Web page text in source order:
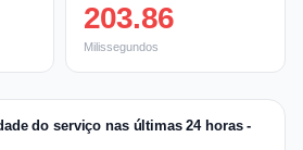
203.86
Milissegundos
do serviço nas últimas 24 horas -